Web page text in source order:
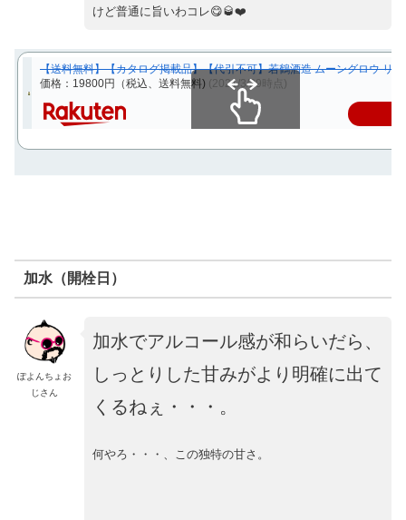
けど普通に旨いわコレ😋🥃❤️
【送料無料】【カタログ掲載品】【代引不可】若鶴酒造 ムーングロウ リ
価格：19800円（税込、送料無料) (2021/3/29時点)
加水（開栓日）
ぽよんちょお
じさん
加水でアルコール感が和らいだら、
しっとりした甘みがより明確に出て
くるねぇ・・・。
何やろ・・・、この独特の甘さ。